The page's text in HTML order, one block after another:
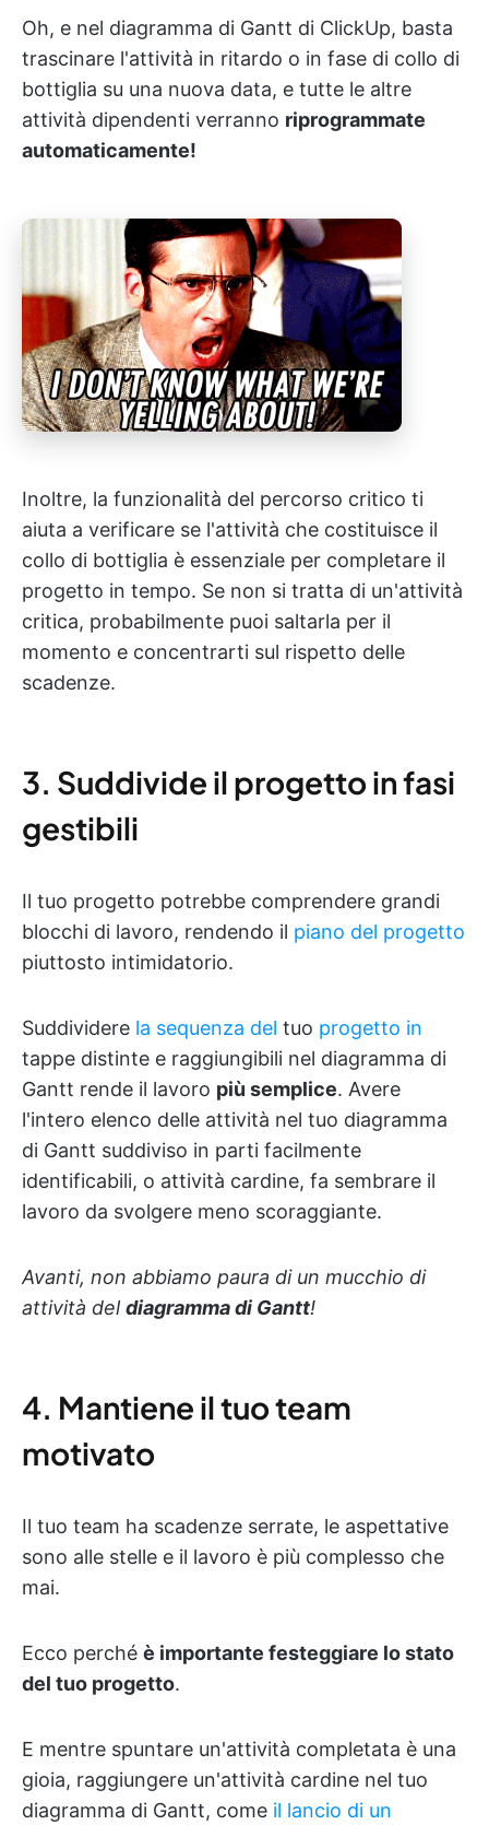
Oh, e nel diagramma di Gantt di ClickUp, basta
trascinare l'attività in ritardo o in fase di collo di
bottiglia su una nuova data, e tutte le altre
attività dipendenti verranno riprogrammate
automaticamente!
Inoltre, la funzionalità del percorso critico ti
aiuta a verificare se l'attività che costituisce il
collo di bottiglia è essenziale per completare il
progetto in tempo. Se non si tratta di un'attività
critica, probabilmente puoi saltarla per il
momento e concentrarti sul rispetto delle
scadenze.
3. Suddivide il progetto in fasi
gestibili
Il tuo progetto potrebbe comprendere grandi
blocchi di lavoro, rendendo il piano del progetto
piuttosto intimidatorio.
Suddividere la sequenza del tuo progetto in
tappe distinte e raggiungibili nel diagramma di
Gantt rende il lavoro più semplice. Avere
l'intero elenco delle attività nel tuo diagramma
di Gantt suddiviso in parti facilmente
identificabili, o attività cardine, fa sembrare il
lavoro da svolgere meno scoraggiante.
Avanti, non abbiamo paura di un mucchio di
attività deldiagramma di Gantt!
4. Mantiene il tuo team
motivato
Il tuo team ha scadenze serrate, le aspettative
sono alle stelle e il lavoro è più complesso che
mai.
Ecco perché è importante festeggiare lo stato
del tuo progetto.
E mentre spuntare un'attività completata è una
gioia, raggiungere un'attività cardine nel tuo
diagramma di Gantt, come il lancio di un